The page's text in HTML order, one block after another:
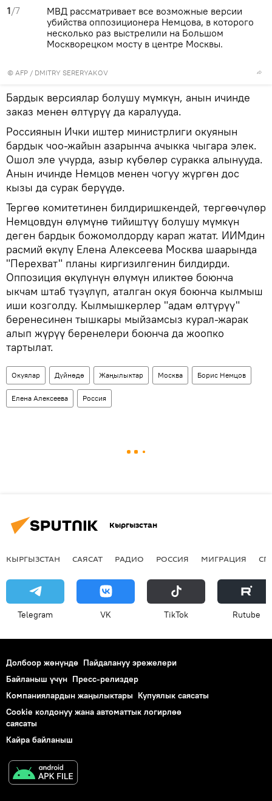
1/7
© AFP / DMITRY SERERYAKOV
МВД рассматривает все возможные версии
убийства оппозиционера Немцова, в которого
несколько раз выстрелили на Большом
Москворецком мосту в центре Москвы.
Бардык версиялар болушу мүмкүн, анын ичинде
заказ менен өлтүрүү да каралууда.
Россиянын Ички иштер министрлиги окуянын
бардык чоо-жайын азарынча ачыкка чыгара элек.
Ошол эле учурда, азыр күбөлөр суракка алынууда.
Анын ичинде Немцов менен чогуу жүргөн дос
кызы да сурак берүүдө.
Тергөө комитетинен билдиришкендей, тергөөчүлөр
Немцовдун өлүмүнө тийиштүү болушу мүмкүн
деген бардык божомолдорду карап жатат. ИИМдин
расмий өкүлү Елена Алексеева Москва шаарында
"Перехват" планы киргизилгенин билдирди.
Оппозиция өкүлүнүн өлүмүн иликтөө боюнча
ыкчам штаб түзүлүп, аталган окуя боюнча кылмыш
иши козголду. Кылмышкерлер "адам өлтүрүү"
беренесинен тышкары мыйзамсыз курал-жарак
алып жүрүү беренелери боюнча да жоопко
тартылат.
Окуялар Дүйнөдө Жаңылыктар Москва Борис Немцов
Елена Алексеева Россия
Кыргызстан
КЫРГЫЗСТАН САЯСАТ РАДИО РОССИЯ МИГРАЦИЯ
Telegram VK ТikТоk Rutube
Долбоор жөнүндө Пайдалануу эрежелери
Байланыш үчүн Пресс-релиздер
Компаниялардын жаңылыктары Купуялык саясаты
Cookie колдонуу жана автоматтык логирлөө
саясаты
Кайра байланыш